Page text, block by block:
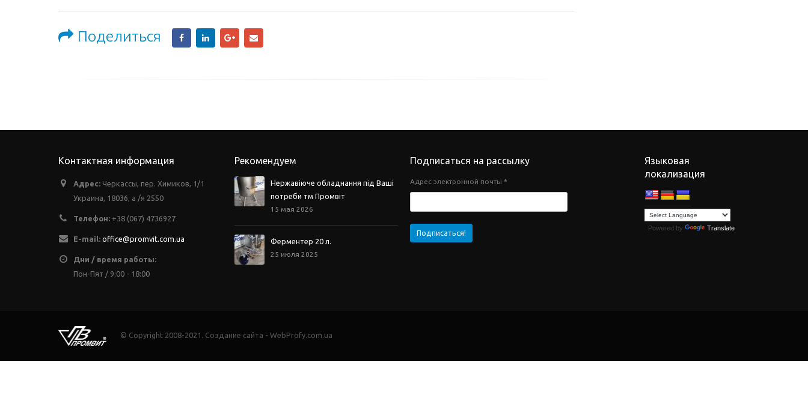
Поделиться
Контактная информация
Адрес: Черкассы, пер. Химиков, 1/1
Украина, 18036, а /я 2550
Телефон: +38 (067) 4736927
E-mail: office@promvit.com.ua
Дни / время работы:
Пон-Пят / 9:00 - 18:00
Рекомендуем
Нержавіюче обладнання під Ваші
потреби тм Промвіт
15 мая 2026
Ферментер 20 л.
25 июля 2025
Подписаться на рассылку
Адрес электронной почты *
Языковая
локализация
Powered by Translate
© Copyright 2008-2021. Создание сайта - WebProfy.com.ua